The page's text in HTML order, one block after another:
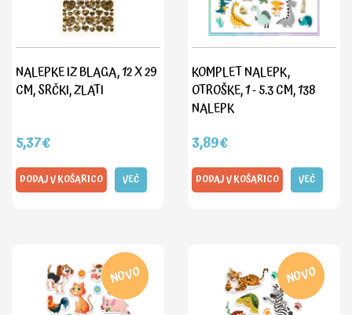
NALEPKE IZ BLAGA, 12 X 29
CM, SRČKI, ZLATI
5,37€
DODAJ V KOŠARICO VEČ
KOMPLET NALEPK,
OTROŠKE, 1 - 5.3 CM, 138
NALEPK
3,89€
DODAJ V KOŠARICO VEČ
NOVO NOVO